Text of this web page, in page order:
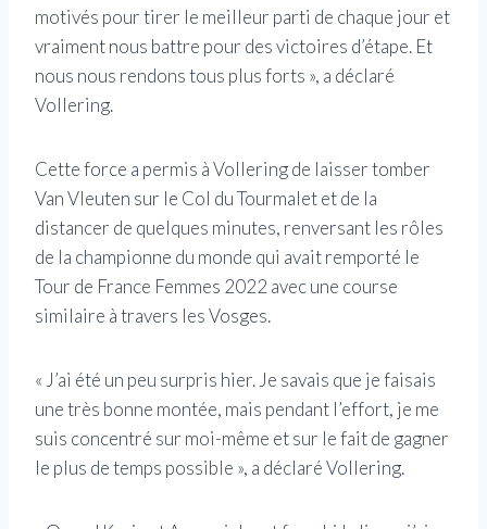
motivés pour tirer le meilleur parti de chaque jour et
vraiment nous battre pour des victoires d’étape. Et
nous nous rendons tous plus forts », a déclaré
Vollering.
Cette force a permis à Vollering de laisser tomber
Van Vleuten sur le Col du Tourmalet et de la
distancer de quelques minutes, renversant les rôles
de la championne du monde qui avait remporté le
Tour de France Femmes 2022 avec une course
similaire à travers les Vosges.
« J’ai été un peu surpris hier. Je savais que je faisais
une très bonne montée, mais pendant l’effort, je me
suis concentré sur moi-même et sur le fait de gagner
le plus de temps possible », a déclaré Vollering.